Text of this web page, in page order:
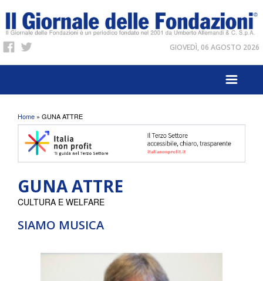
GIOVEDÌ, 06 AGOSTO 2026
Tu sei qui
Home » GUNA ATTRE
GUNA ATTRE
SIAMO MUSICA
CULTURA E WELFARE